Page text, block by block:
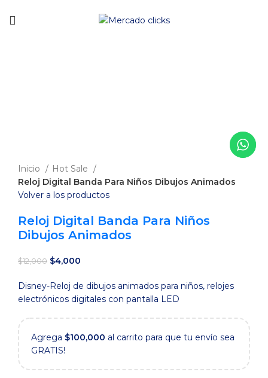
Inicio
Hot Sale
Reloj Digital Banda Para Niños Dibujos Animados
Volver a los productos
Reloj Digital Banda Para Niños
Dibujos Animados
$12,000 El
original
era:
$4,000
actual
es:
Disney-Reloj de dibujos animados para niños, relojes
electrónicos digitales con pantalla LED
Agrega $100,000 al carrito para que tu envío sea
GRATIS!